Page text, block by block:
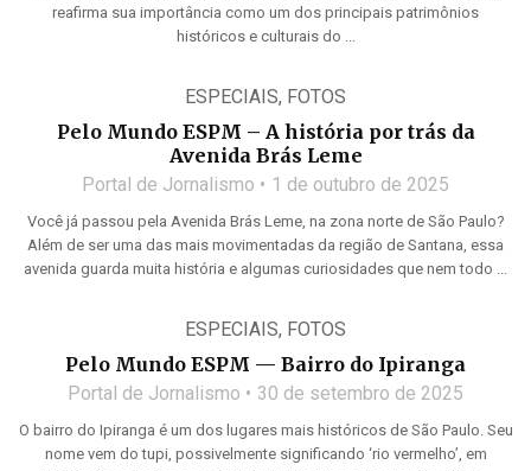
reafirma sua importância como um dos principais patrimônios
históricos e culturais do ...
ESPECIAIS, FOTOS
Pelo Mundo ESPM – A história por trás da
Avenida Brás Leme
Portal de Jornalismo 1 de outubro de 2025
Você já passou pela Avenida Brás Leme, na zona norte de São Paulo?
Além de ser uma das mais movimentadas da região de Santana, essa
avenida guarda muita história e algumas curiosidades que nem todo ...
ESPECIAIS, FOTOS
Pelo Mundo ESPM — Bairro do Ipiranga
Portal de Jornalismo 30 de setembro de 2025
O bairro do Ipiranga é um dos lugares mais históricos de São Paulo. Seu
nome vem do tupi, possivelmente significando ‘rio vermelho’, em